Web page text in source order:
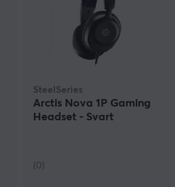
SteelSeries
Arctis Nova 1P Gaming
Headset - Svart
(0)